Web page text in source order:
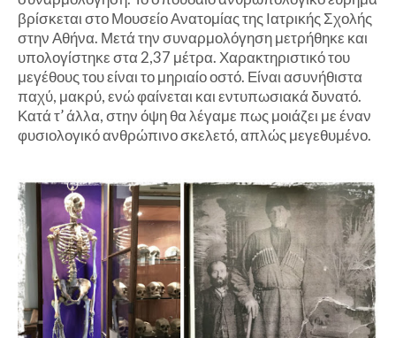
βρίσκεται στο Μουσείο Ανατομίας της Ιατρικής Σχολής
στην Αθήνα. Μετά την συναρμολόγηση μετρήθηκε και
υπολογίστηκε στα 2,37 μέτρα. Χαρακτηριστικό του
μεγέθους του είναι το μηριαίο οστό. Είναι ασυνήθιστα
παχύ, μακρύ, ενώ φαίνεται και εντυπωσιακά δυνατό.
Κατά τ’ άλλα, στην όψη θα λέγαμε πως μοιάζει με έναν
φυσιολογικό ανθρώπινο σκελετό, απλώς μεγεθυμένο.